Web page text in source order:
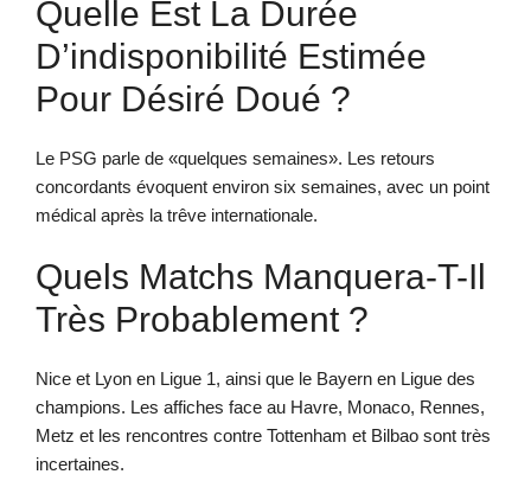
Quelle Est La Durée
D’indisponibilité Estimée
Pour Désiré Doué ?
Le PSG parle de «quelques semaines». Les retours
concordants évoquent environ six semaines, avec un point
médical après la trêve internationale.
Quels Matchs Manquera-T-Il
Très Probablement ?
Nice et Lyon en Ligue 1, ainsi que le Bayern en Ligue des
champions. Les affiches face au Havre, Monaco, Rennes,
Metz et les rencontres contre Tottenham et Bilbao sont très
incertaines.